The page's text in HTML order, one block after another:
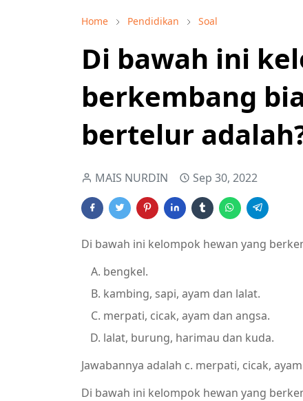
Home Pendidikan Soal
Di bawah ini
berkembang
bertelur
MAIS NURDIN Sep 30, 2022
Di bawah ini kelompok hewan yang
bengkel.
kambing, sapi, ayam dan lalat.
merpati, cicak, ayam dan angsa.
lalat, burung, harimau dan kuda.
Jawabannya adalah c. merpati, cicak,
Di bawah ini kelompok hewan yang